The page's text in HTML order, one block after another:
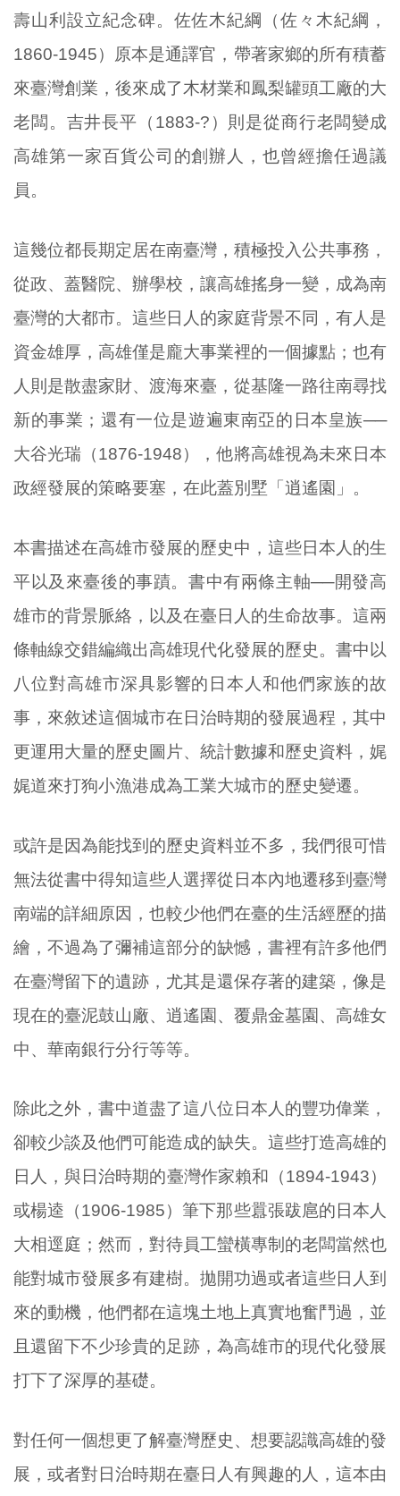
壽山利設立紀念碑。佐佐木紀綱（佐々木紀綱，
1860-1945）原本是通譯官，帶著家鄉的所有積蓄
來臺灣創業，後來成了木材業和鳳梨罐頭工廠的大
老闆。吉井長平（1883-?）則是從商行老闆變成
高雄第一家百貨公司的創辦人，也曾經擔任過議
員。
這幾位都長期定居在南臺灣，積極投入公共事務，
從政、蓋醫院、辦學校，讓高雄搖身一變，成為南
臺灣的大都市。這些日人的家庭背景不同，有人是
資金雄厚，高雄僅是龐大事業裡的一個據點；也有
人則是散盡家財、渡海來臺，從基隆一路往南尋找
新的事業；還有一位是遊遍東南亞的日本皇族──
大谷光瑞（1876-1948），他將高雄視為未來日本
政經發展的策略要塞，在此蓋別墅「逍遙園」。
本書描述在高雄市發展的歷史中，這些日本人的生
平以及來臺後的事蹟。書中有兩條主軸──開發高
雄市的背景脈絡，以及在臺日人的生命故事。這兩
條軸線交錯編織出高雄現代化發展的歷史。書中以
八位對高雄市深具影響的日本人和他們家族的故
事，來敘述這個城市在日治時期的發展過程，其中
更運用大量的歷史圖片、統計數據和歷史資料，娓
娓道來打狗小漁港成為工業大城市的歷史變遷。
或許是因為能找到的歷史資料並不多，我們很可惜
無法從書中得知這些人選擇從日本內地遷移到臺灣
南端的詳細原因，也較少他們在臺的生活經歷的描
繪，不過為了彌補這部分的缺憾，書裡有許多他們
在臺灣留下的遺跡，尤其是還保存著的建築，像是
現在的臺泥鼓山廠、逍遙園、覆鼎金墓園、高雄女
中、華南銀行分行等等。
除此之外，書中道盡了這八位日本人的豐功偉業，
卻較少談及他們可能造成的缺失。這些打造高雄的
日人，與日治時期的臺灣作家賴和（1894-1943）
或楊逵（1906-1985）筆下那些囂張跋扈的日本人
大相逕庭；然而，對待員工蠻橫專制的老闆當然也
能對城市發展多有建樹。拋開功過或者這些日人到
來的動機，他們都在這塊土地上真實地奮鬥過，並
且還留下不少珍貴的足跡，為高雄市的現代化發展
打下了深厚的基礎。
對任何一個想更了解臺灣歷史、想要認識高雄的發
展，或者對日治時期在臺日人有興趣的人，這本由